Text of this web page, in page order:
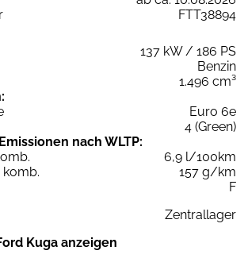
FTT38894
137 kW / 186 PS
Benzin
1.496 cm³
Euro 6e
4 (Green)
nach WLTP:
6,9 l/100km
komb.
157 g/km
F
Zentrallager
Kuga anzeigen